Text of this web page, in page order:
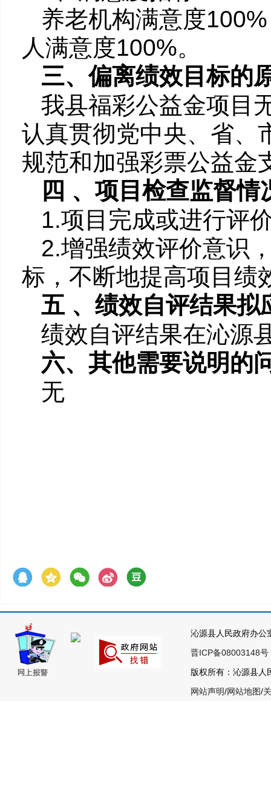
养老机构满意度
人满意度100%。
三、偏离绩效目标的
我县福彩公益金项目
认真贯彻党中央、省、
规范和加强彩票公益金
四 、项目检查监督
1.项目完成或进行评
2.增强绩效评价意识
标，不断地提高项目绩
五 、绩效自评结果拟
绩效自评结果在沁源
六、其他需要说明的
无
沁源县人民政府办
晋ICP备08003148号
版权所有：沁源县
网站声明/网站地图/